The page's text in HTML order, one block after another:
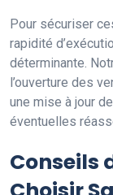
Pour sécuriser
rapidité
déterminante.
l’ouverture des
une mise à jour
éventuelles
Conseils